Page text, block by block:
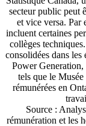
secteur public peut
et vice versa. Par
incluent certaines
collèges
consolidées dans
Power Generation,
tels que le
rémunérées en
Source :
rémunération et les